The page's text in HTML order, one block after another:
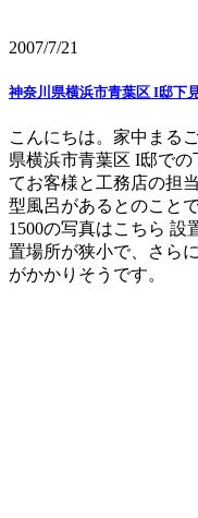
2007/7/21
神奈川県横浜市青葉区 I邸下
こんにちは。家中まる
県横浜市青葉区 I邸で
てお客様と工務店の担
型風呂があるとのこと
1500の写真はこちら 設
置場所が狭小で、さら
がかかりそうです。